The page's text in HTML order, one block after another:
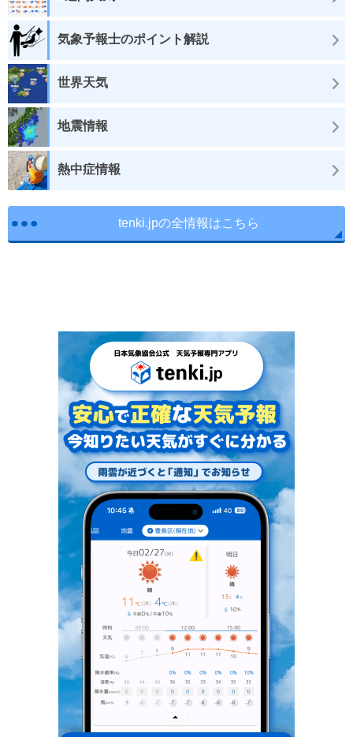
気象予報士のポイント解説
世界天気
地震情報
熱中症情報
tenki.jpの全情報はこちら